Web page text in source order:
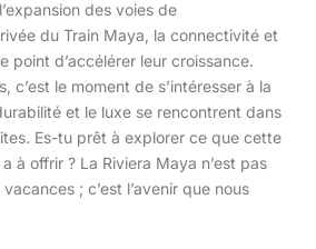
des voies de
du Train Maya, la connectivité et
point d’accélérer leur croissance.
c’est le moment de s’intéresser à la
et le luxe se rencontrent dans
Es-tu prêt à explorer ce que cette
à offrir ? La Riviera Maya n’est pas
; c’est l’avenir que nous